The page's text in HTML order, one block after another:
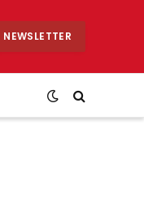
NEWSLETTER